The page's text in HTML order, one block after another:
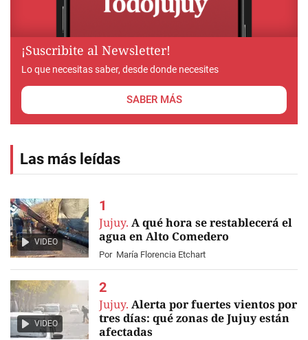
¡Suscribite al Newsletter!
Lo que necesitas saber, desde donde necesites
SABER MÁS
Las más leídas
VIDEO
Jujuy. A qué hora se restablecerá el
agua en Alto Comedero
Por María Florencia Etchart
VIDEO
Jujuy. Alerta por fuertes vientos por
tres días: qué zonas de Jujuy están
afectadas